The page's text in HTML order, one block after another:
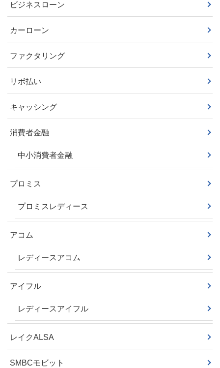
ビジネスローン
カーローン
ファクタリング
リボ払い
キャッシング
消費者金融
中小消費者金融
プロミス
プロミスレディース
アコム
レディースアコム
アイフル
レディースアイフル
レイクALSA
SMBCモビット